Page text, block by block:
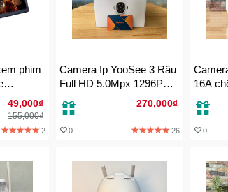
phim
cổ
49,000₫
155,000₫
2
Camera Ip YooSee 3 Râu
Full HD 5.0Mpx 1296P
Tiếng Việt Mới 2022270,000₫
0 26
16A
nhà
được
0